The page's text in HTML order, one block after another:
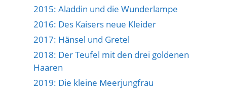
2015: Aladdin und die Wunderlampe
2016: Des Kaisers neue Kleider
2017: Hänsel und Gretel
2018: Der Teufel mit den drei goldenen
Haaren
2019: Die kleine Meerjungfrau